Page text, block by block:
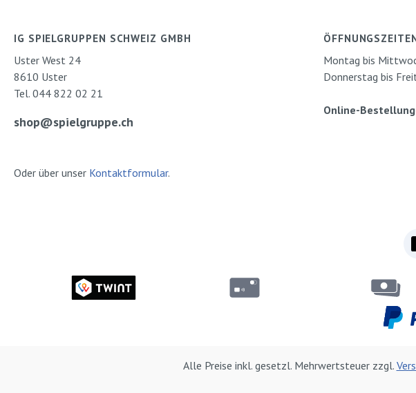
IG SPIELGRUPPEN SCHWEIZ GMBH
Uster West 24
8610 Uster
Tel. 044 822 02 21
shop@spielgruppe.ch
Oder über unser Kontaktformular.
Montag bis
Donnerstag bis
Online-
Alle Preise inkl. gesetzl. Mehrwertsteuer zzgl.